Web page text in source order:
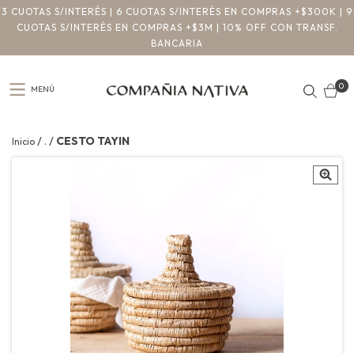
3 CUOTAS S/INTERÉS | 6 CUOTAS S/INTERÉS EN COMPRAS +$300K | 9
CUOTAS S/INTERÉS EN COMPRAS +$3M | 10% OFF CON TRANSF.
BANCARIA
MENÚ 0
Inicio / . / CESTO TAYIN